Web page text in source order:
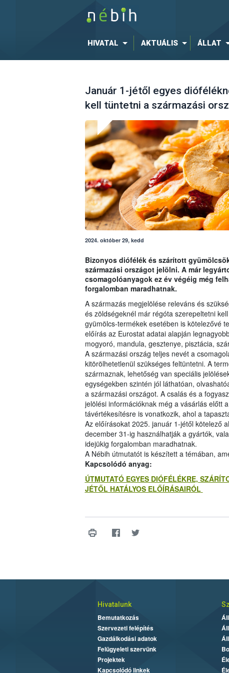
HIVATAL AKTUÁLIS ÁLLAT
Január 1-jétől egyes
kell tüntetni a származási
2024. október 29, kedd
Bizonyos diófélék és szárított
származási országot jelölni. A már
csomagolóanyagok ez év végéig még
forgalomban maradhatnak.
A származás megjelölése releváns és
és zöldségeknél már régóta szerepeltetni
gyümölcs-termékek esetében is kötelezővé
előírás az Eurostat adatai alapján
mogyoró, mandula, gesztenye, pisztácia,
A származási ország teljes nevét a
kitörölhetetlenül szükséges feltüntetni. A
származnak, lehetőség van speciális
egységekben szintén jól láthatóan,
a származási országot. A csalás és a
jelölési információknak még a vásárlás előtt
távértékesítésre is vonatkozik, ahol a
Az előírásokat 2025. január 1-jétől kötelező
december 31-ig használhatják a gyártók,
idejükig forgalomban maradhatnak.
A Nébih útmutatót is készített a témában,
Kapcsolódó anyag:
ÚTMUTATÓ EGYES DIÓFÉLÉKRE,
JÉTŐL HATÁLYOS ELŐÍRÁSAIRÓL
Hivatalunk
Bemutatkozás
Szervezeti felépítés
Gazdálkodási adatok
Felügyeleti szervünk
Projektek
Kapcsolódó linkek